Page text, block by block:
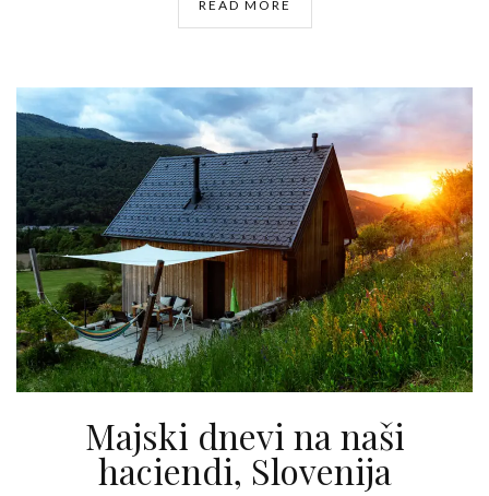
READ MORE
Majski dnevi na naši
haciendi, Slovenija